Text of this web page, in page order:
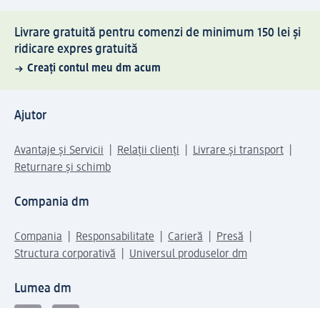
Livrare gratuită pentru comenzi de minimum 150 lei și
ridicare expres gratuită
Creați contul meu dm acum
Ajutor
Avantaje și Servicii Relații clienți
Livrare și transport
Returnare și schimb
Compania dm
Compania Responsabilitate Carieră
Presă
Structura corporativă
Universul produselor dm
Lumea dm